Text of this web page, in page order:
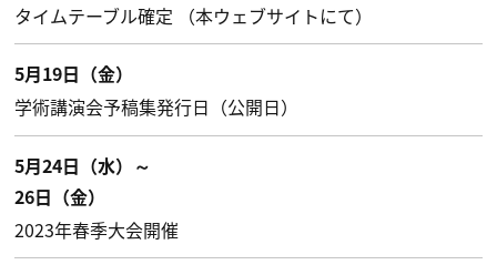
タイムテーブル確定 （本ウェブサイトにて）
5月19日（金）
学術講演会予稿集発行日（公開日）
5月24日（水）～
26日（金）
2023年春季大会開催